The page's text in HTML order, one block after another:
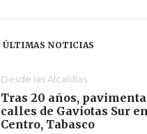
ÚLTIMAS NOTICIAS
Desde las Alcaldías
Tras 20 años,
calles de Gaviotas Sur en
Centro, Tabasco